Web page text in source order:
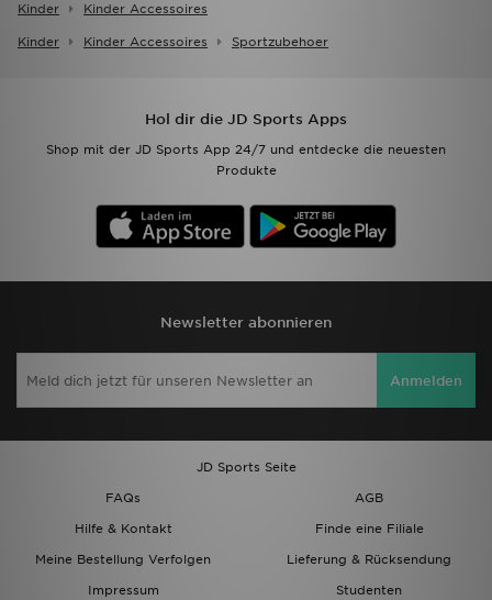
Kinder Kinder Accessoires
Kinder Kinder Accessoires Sportzubehoer
Hol dir die JD Sports Apps
Shop mit der JD Sports App 24/7 und entdecke die neuesten
Produkte
Newsletter abonnieren
Anmelden
JD Sports Seite
FAQs
AGB
Hilfe & Kontakt
Finde eine Filiale
Meine Bestellung Verfolgen
Lieferung & Rücksendung
Impressum
Studenten